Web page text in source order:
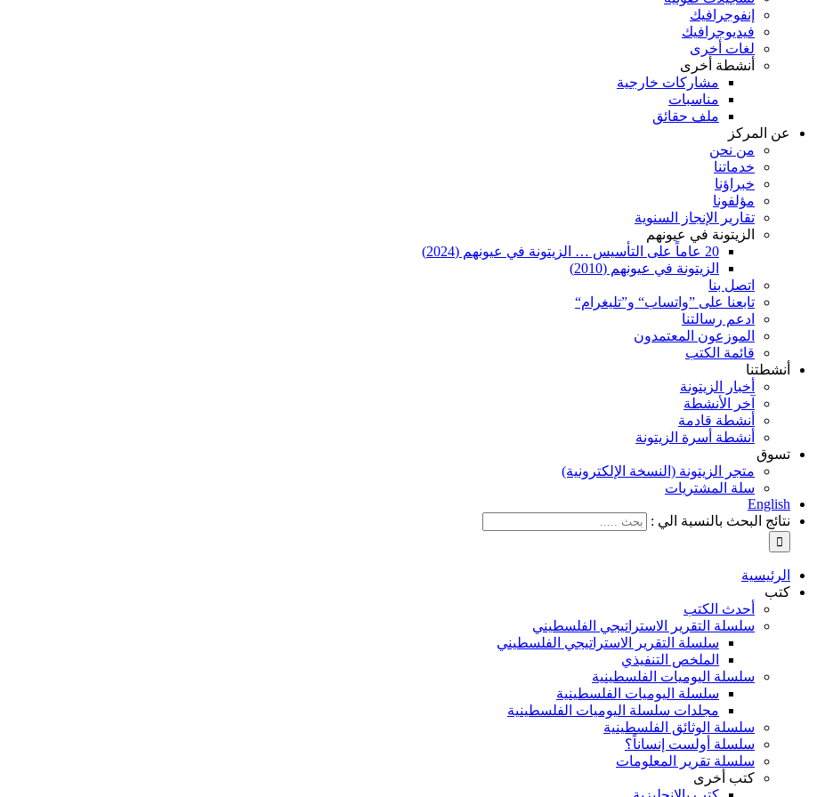
إنفوجرافيك
فيديوجرافيك
لغات أخرى
أنشطة أخرى
مشاركات خارجية
مناسبات
ملف حقائق
عن المركز
من نحن
خدماتنا
خبراؤنا
مؤلفونا
تقارير الإنجاز السنوية
الزيتونة في عيونهم
20 عاماً على التأسيس … الزيتونة في عيونهم (2024)
الزيتونة في عيونهم (2010)
اتصل بنا
تابعنا على ”واتساب“ و”تليغرام“
ادعم رسالتنا
الموزعون المعتمدون
قائمة الكتب
أنشطتنا
أخبار الزيتونة
آخر الأنشطة
أنشطة قادمة
أنشطة أسرة الزيتونة
تسوق
متجر الزيتونة (النسخة الإلكترونية)
سلة المشتريات
English
نتائج البحث بالنسبة الي :
الرئيسية
كتب
أحدث الكتب
سلسلة التقرير الاستراتيجي الفلسطيني
سلسلة التقرير الاستراتيجي الفلسطيني
الملخص التنفيذي
سلسلة اليوميات الفلسطينية
سلسلة اليوميات الفلسطينية
مجلدات سلسلة اليوميات الفلسطينية
سلسلة الوثائق الفلسطينية
سلسلة أولست إنساناً؟
سلسلة تقرير المعلومات
كتب أخرى